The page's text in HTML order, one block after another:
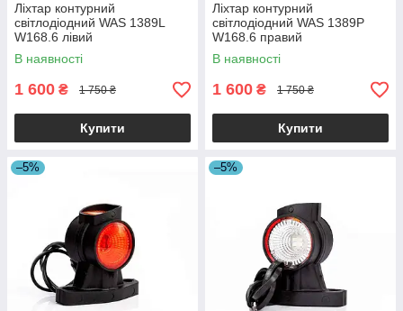
Ліхтар контурний
світлодіодний WAS 1389L
W168.6 лівий
В наявності
1 600 ₴ 1 750 ₴
Купити
Ліхтар контурний
світлодіодний WAS 1389P
W168.6 правий
В наявності
1 600 ₴ 1 750 ₴
Купити
–5% –5%